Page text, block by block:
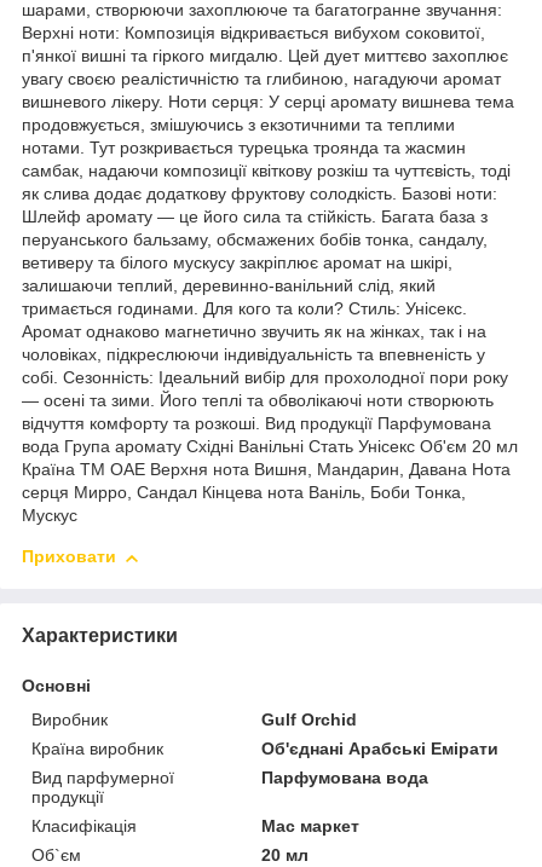
шарами, створюючи захоплююче та багатогранне звучання:
Верхні ноти: Композиція відкривається вибухом соковитої,
п'янкої вишні та гіркого мигдалю. Цей дует миттєво захоплює
увагу своєю реалістичністю та глибиною, нагадуючи аромат
вишневого лікеру. Ноти серця: У серці аромату вишнева тема
продовжується, змішуючись з екзотичними та теплими
нотами. Тут розкривається турецька троянда та жасмин
самбак, надаючи композиції квіткову розкіш та чуттєвість, тоді
як слива додає додаткову фруктову солодкість. Базові ноти:
Шлейф аромату — це його сила та стійкість. Багата база з
перуанського бальзаму, обсмажених бобів тонка, сандалу,
ветиверу та білого мускусу закріплює аромат на шкірі,
залишаючи теплий, деревинно-ванільний слід, який
тримається годинами. Для кого та коли? Стиль: Унісекс.
Аромат однаково магнетично звучить як на жінках, так і на
чоловіках, підкреслюючи індивідуальність та впевненість у
собі. Сезонність: Ідеальний вибір для прохолодної пори року
— осені та зими. Його теплі та обволікаючі ноти створюють
відчуття комфорту та розкоші. Вид продукції Парфумована
вода Група аромату Східні Ванільні Стать Унісекс Об'єм 20 мл
Країна ТМ ОАЕ Верхня нота Вишня, Мандарин, Давана Нота
серця Мирро, Сандал Кінцева нота Ваніль, Боби Тонка,
Мускус
Приховати
Характеристики
Основні
Виробник
Gulf Orchid
Країна виробник
Об'єднані Арабські Емірати
Вид парфумерної
продукції
Парфумована вода
Класифікація
Мас маркет
Об`єм
20 мл